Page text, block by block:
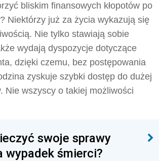
bliskim finansowych kłopotów po
Niektórzy już za życia wykazują się
Nie tylko stawiają sobie
wydają dyspozycje dotyczące
dzięki czemu, bez postępowania
zyskuje szybki dostęp do dużej
Nie wszyscy o takiej możliwości
swoje sprawy
wypadek śmierci?